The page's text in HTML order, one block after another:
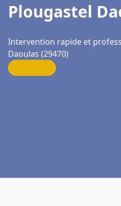
Plougastel
Intervention rapide et
Daoulas (29470)